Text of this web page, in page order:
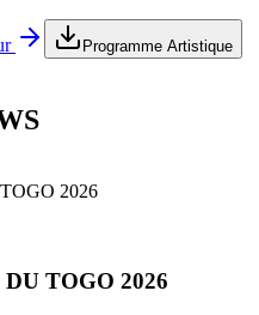
Programme Artistique
TOGO 2026